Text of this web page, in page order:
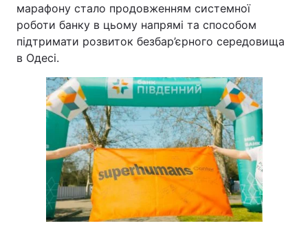
марафону стало продовженням системної
роботи банку в цьому напрямі та способом
підтримати розвиток безбар’єрного середовища
в Одесі.